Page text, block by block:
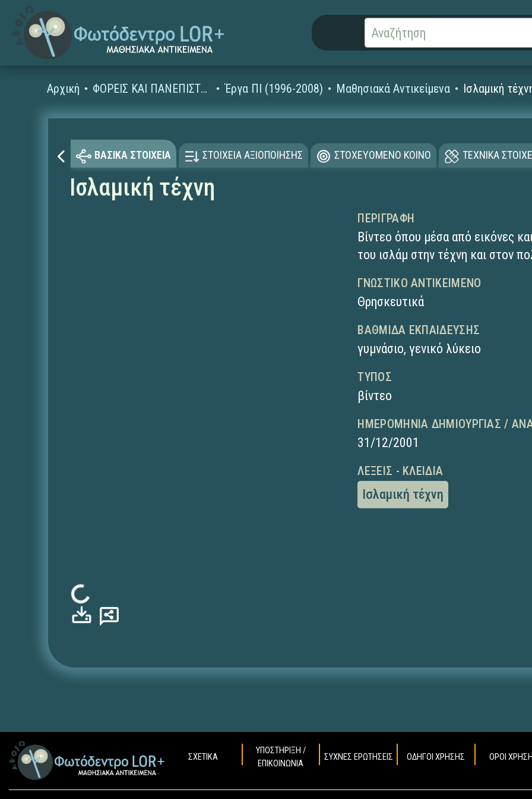
Αρχική ΦΟΡΕΙΣ ΚΑΙ ΠΑΝΕΠΙΣΤΗΜΙΑ Έργα ΠΙ (1996-2008) Μαθησιακά Αντικείμενα Ισλαμική
ΒΑΣΙΚΑ ΣΤΟΙΧΕΙΑ ΣΤΟΙΧΕΙΑ ΑΞΙΟΠΟΙΗΣΗΣ ΣΤΟΧΕΥΟΜΕΝΟ ΚΟΙΝΟ ΤΕΧΝΙΚΑ
Ισλαμική τέχνη
Φόρτωση...
ΠΕΡΙΓΡΑΦΉ
Βίντεο όπου μέσα από εικόνες
του ισλάμ στην τέχνη και στον
ΓΝΩΣΤΙΚΌ ΑΝΤΙΚΕΊΜΕΝΟ
Θρησκευτικά
ΒΑΘΜΊΔΑ ΕΚΠΑΊΔΕΥΣΗΣ
γυμνάσιο,γενικό λύκειο
ΤΎΠΟΣ
βίντεο
ΗΜΕΡΟΜΗΝΊΑ ΔΗΜΙΟΥΡΓΊΑΣ /
31/12/2001
ΛΈΞΕΙΣ - ΚΛΕΙΔΙΆ
Ισλαμική τέχνη
ΣΧΕΤΙΚΑ
ΥΠΟΣΤΗΡΙΞΗ /
ΕΠΙΚΟΙΝΩΝΙΑ
ΣΥΧΝΕΣ ΕΡΩΤΗΣΕΙΣ ΟΔΗΓΟΙ ΧΡΗΣΗΣ ΟΡΟΙ